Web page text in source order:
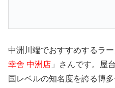
中洲川端でおすすめするラ
幸舎 中洲店 」さんです。屋
国レベルの知名度を誇る博多